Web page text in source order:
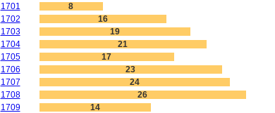
1701
8
1702
16
1703
19
1704
21
1705
17
1706
23
1707
24
1708
26
1709
14